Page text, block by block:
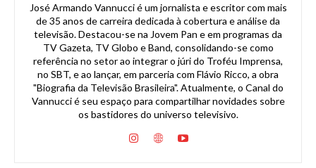
José Armando Vannucci é um jornalista e escritor com mais
de 35 anos de carreira dedicada à cobertura e análise da
televisão. Destacou-se na Jovem Pan e em programas da
TV Gazeta, TV Globo e Band, consolidando-se como
referência no setor ao integrar o júri do Troféu Imprensa,
no SBT, e ao lançar, em parceria com Flávio Ricco, a obra
"Biografia da Televisão Brasileira". Atualmente, o Canal do
Vannucci é seu espaço para compartilhar novidades sobre
os bastidores do universo televisivo.